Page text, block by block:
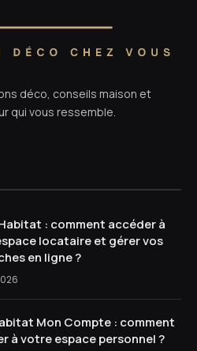
déco, conseils maison et
qui vous ressemble.
: comment accéder à
locataire et gérer vos
en ligne ?
Mon Compte : comment
à votre espace personnel ?